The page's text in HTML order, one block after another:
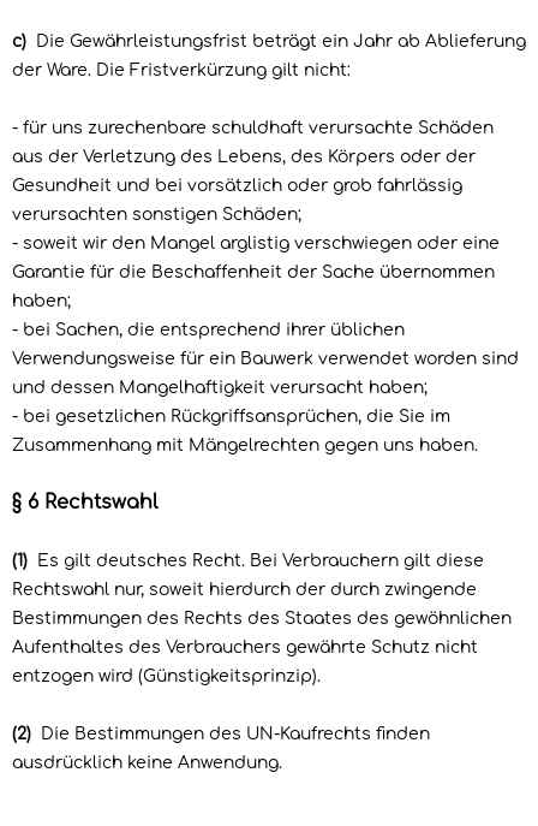
c)
Die Gewährleistungsfrist beträgt ein Jahr ab Ablieferung
der Ware. Die Fristverkürzung gilt nicht:
- für uns zurechenbare schuldhaft verursachte Schäden
aus der Verletzung des Lebens, des Körpers oder der
Gesundheit und bei vorsätzlich oder grob fahrlässig
verursachten sonstigen Schäden;
- soweit wir den Mangel arglistig verschwiegen oder eine
Garantie für die Beschaffenheit der Sache übernommen
haben;
- bei Sachen, die entsprechend ihrer üblichen
Verwendungsweise für ein Bauwerk verwendet worden sind
und dessen Mangelhaftigkeit verursacht haben;
- bei gesetzlichen Rückgriffsansprüchen, die Sie im
Zusammenhang mit Mängelrechten gegen uns haben.
§ 6 Rechtswahl
(1)
Es gilt deutsches Recht. Bei Verbrauchern gilt diese
Rechtswahl nur, soweit hierdurch der durch zwingende
Bestimmungen des Rechts des Staates des gewöhnlichen
Aufenthaltes des Verbrauchers gewährte Schutz nicht
entzogen wird (Günstigkeitsprinzip).
(2) Die Bestimmungen des UN-Kaufrechts finden
ausdrücklich keine Anwendung.